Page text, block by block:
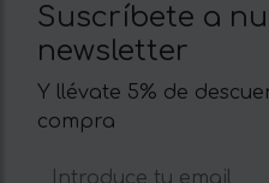
Suscríbete a
newsletter
Y llévate 5% de
compra